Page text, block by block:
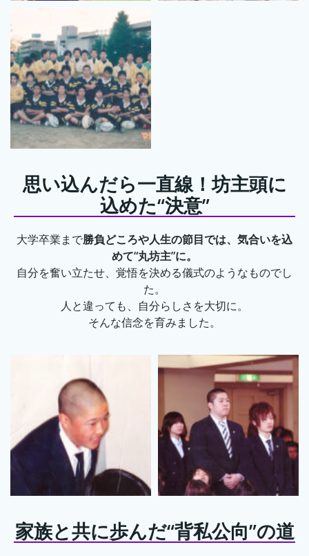
思い込んだら一直線！坊主頭に
込めた“決意”
大学卒業まで勝負どころや人生の節目では、気合いを込
めて“丸坊主”に。
自分を奮い立たせ、覚悟を決める儀式のようなものでし
た。
人と違っても、自分らしさを大切に。
そんな信念を育みました。
家族と共に歩んだ“背私公向”の道